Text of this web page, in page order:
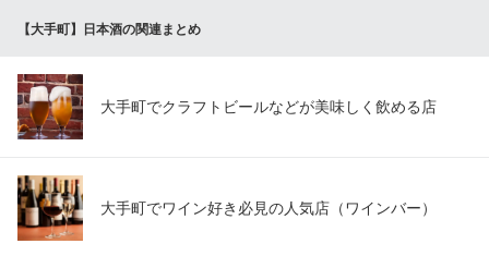
新潟地酒と割烹料理屋
東京都千代田区大手町1-7-2 東京サンケイビルB2
【大手町】日本酒の関連まとめ
大手町でクラフトビールなどが美味しく飲める店
大手町でワイン好き必見の人気店（ワインバー）